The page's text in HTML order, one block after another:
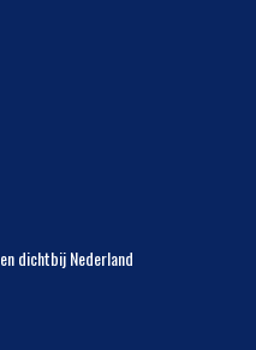
dichtbij Nederland